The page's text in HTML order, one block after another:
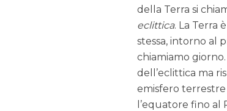
della Terra si
eclittica. La Terra
stessa, intorno al
chiamiamo
dell’eclittica ma
emisfero terrestre
l’equatore fino